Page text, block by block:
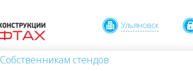
Ульяновск
Собственникам стендов